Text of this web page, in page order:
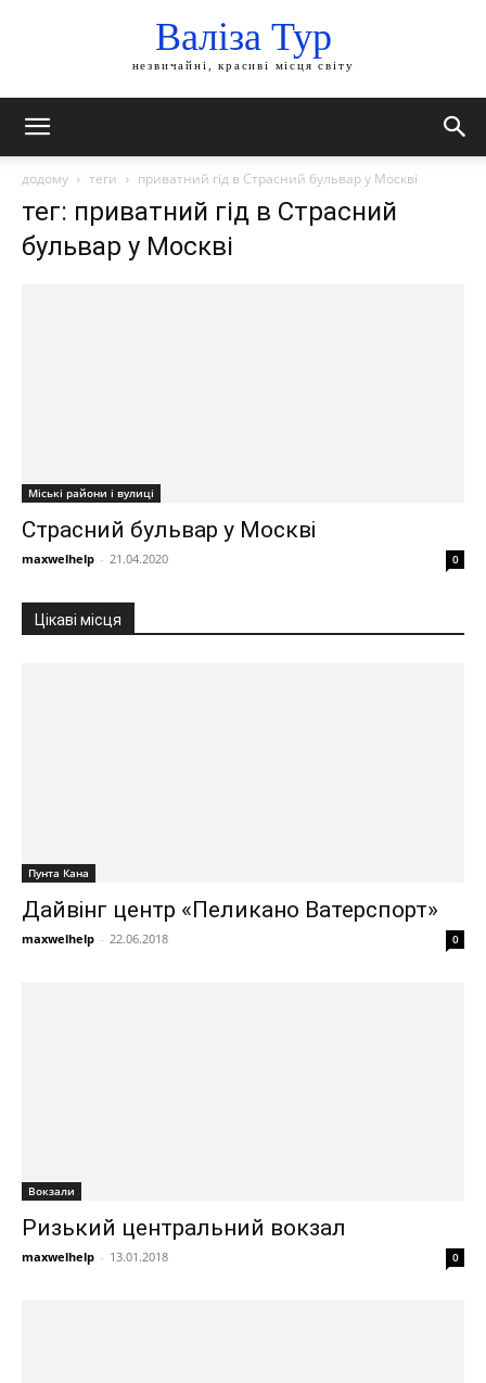
Валіза Тур
незвичайні, красиві місця світу
додому теги приватний гід в Страсний бульвар у Москві
тег: приватний гід в Страсний
бульвар у Москві
Міські райони і вулиці
Страсний бульвар у Москві
maxwelhelp - 21.04.2020 0
Цікаві місця
Пунта Кана
Дайвінг центр «Пеликано Ватерспорт»
maxwelhelp - 22.06.2018 0
Вокзали
Ризький центральний вокзал
maxwelhelp - 13.01.2018 0